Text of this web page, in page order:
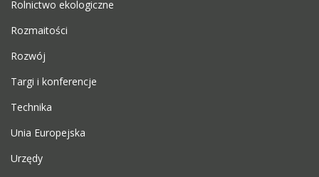
Rolnictwo ekologiczne
Rozmaitości
Rozwój
Targi i konferencje
Technika
Unia Europejska
Urzędy